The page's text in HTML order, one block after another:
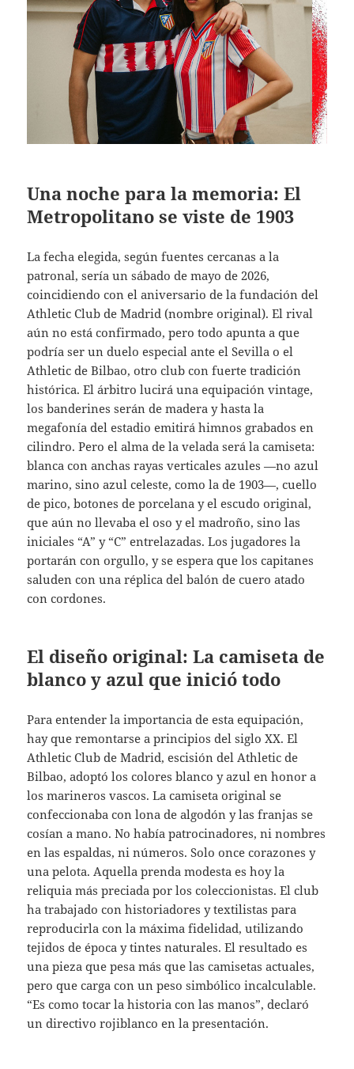
Una noche para la memoria: El
Metropolitano se viste de 1903
La fecha elegida, según fuentes cercanas a la
patronal, sería un sábado de mayo de 2026,
coincidiendo con el aniversario de la fundación del
Athletic Club de Madrid (nombre original). El rival
aún no está confirmado, pero todo apunta a que
podría ser un duelo especial ante el Sevilla o el
Athletic de Bilbao, otro club con fuerte tradición
histórica. El árbitro lucirá una equipación vintage,
los banderines serán de madera y hasta la
megafonía del estadio emitirá himnos grabados en
cilindro. Pero el alma de la velada será la camiseta:
blanca con anchas rayas verticales azules —no azul
marino, sino azul celeste, como la de 1903—, cuello
de pico, botones de porcelana y el escudo original,
que aún no llevaba el oso y el madroño, sino las
iniciales “A” y “C” entrelazadas. Los jugadores la
portarán con orgullo, y se espera que los capitanes
saluden con una réplica del balón de cuero atado
con cordones.
El diseño original: La camiseta de
blanco y azul que inició todo
Para entender la importancia de esta equipación,
hay que remontarse a principios del siglo XX. El
Athletic Club de Madrid, escisión del Athletic de
Bilbao, adoptó los colores blanco y azul en honor a
los marineros vascos. La camiseta original se
confeccionaba con lona de algodón y las franjas se
cosían a mano. No había patrocinadores, ni nombres
en las espaldas, ni números. Solo once corazones y
una pelota. Aquella prenda modesta es hoy la
reliquia más preciada por los coleccionistas. El club
ha trabajado con historiadores y textilistas para
reproducirla con la máxima fidelidad, utilizando
tejidos de época y tintes naturales. El resultado es
una pieza que pesa más que las camisetas actuales,
pero que carga con un peso simbólico incalculable.
“Es como tocar la historia con las manos”, declaró
un directivo rojiblanco en la presentación.